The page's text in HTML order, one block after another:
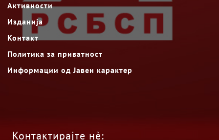
Активности
Изданија
Контакт
Политика за приватност
Информации од Јавен карактер
Контактирајте нè: